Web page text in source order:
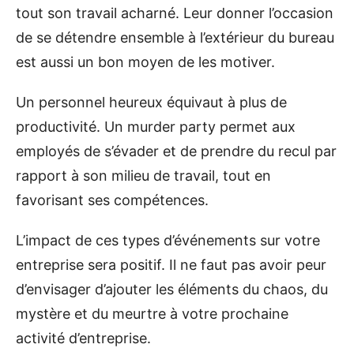
tout son travail acharné. Leur donner l’occasion
de se détendre ensemble à l’extérieur du bureau
est aussi un bon moyen de les motiver.
Un personnel heureux équivaut à plus de
productivité. Un murder party permet aux
employés de s’évader et de prendre du recul par
rapport à son milieu de travail, tout en
favorisant ses compétences.
L’impact de ces types d’événements sur votre
entreprise sera positif. Il ne faut pas avoir peur
d’envisager d’ajouter les éléments du chaos, du
mystère et du meurtre à votre prochaine
activité d’entreprise.